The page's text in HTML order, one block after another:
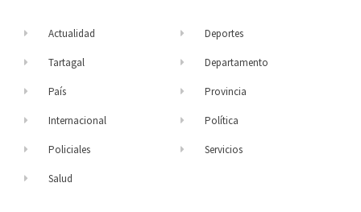
Actualidad
Tartagal
País
Internacional
Policiales
Salud
Deportes
Departamento
Provincia
Política
Servicios